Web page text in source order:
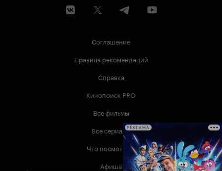
Соглашение
Правила рекомендаций
Справка
Кинопоиск PRO
Все фильмы
Все сериалы
Что посмотреть
Афиша
РЕКЛАМА